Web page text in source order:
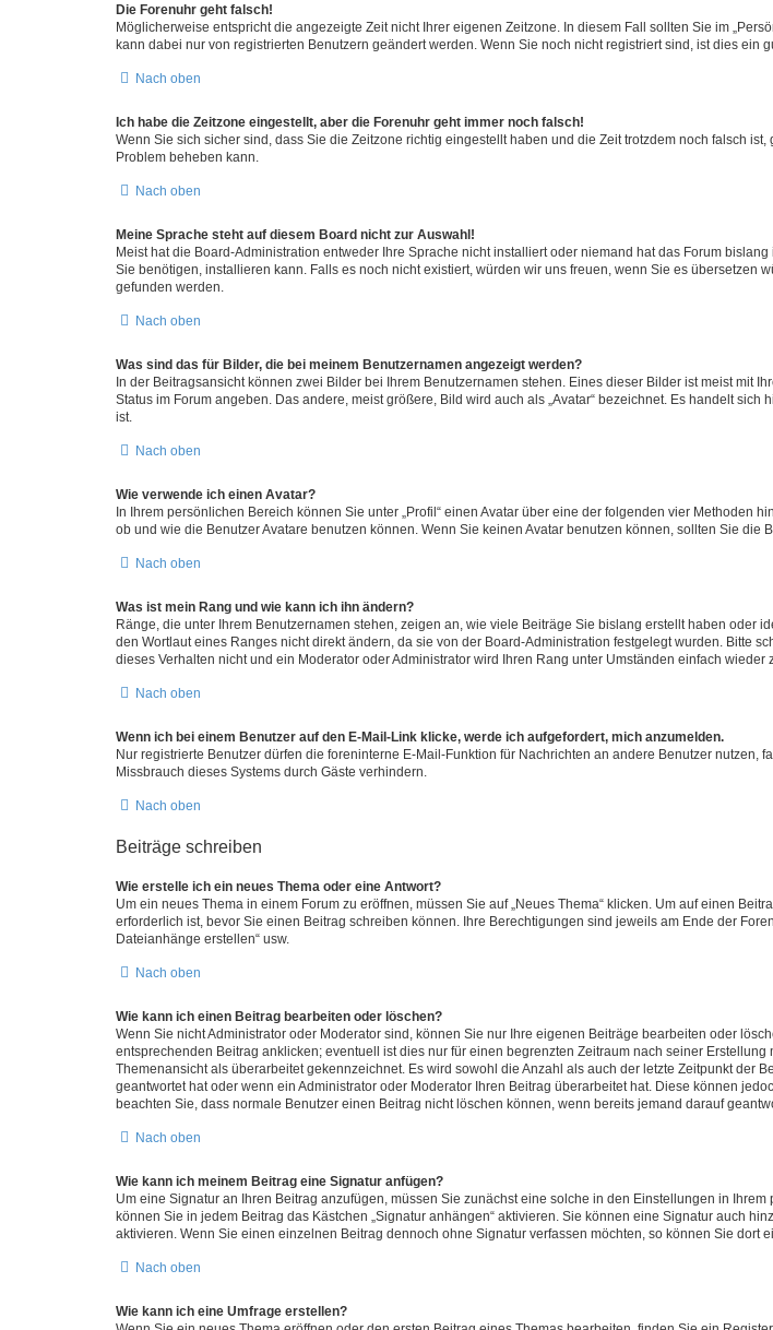
Die Forenuhr geht falsch!
Möglicherweise entspricht die angezeigte Zeit nicht Ihrer eigenen Zeitzone. In diesem Fall sollten Sie im
kann dabei nur von registrierten Benutzern geändert werden. Wenn Sie noch nicht registriert sind, ist dies ein
Nach oben
Ich habe die Zeitzone eingestellt, aber die Forenuhr geht immer noch falsch!
Wenn Sie sich sicher sind, dass Sie die Zeitzone richtig eingestellt haben und die Zeit trotzdem noch falsch
Problem beheben kann.
Nach oben
Meine Sprache steht auf diesem Board nicht zur Auswahl!
Meist hat die Board-Administration entweder Ihre Sprache nicht installiert oder niemand hat das Forum
Sie benötigen, installieren kann. Falls es noch nicht existiert, würden wir uns freuen, wenn Sie es übersetzen
gefunden werden.
Nach oben
Was sind das für Bilder, die bei meinem Benutzernamen angezeigt werden?
In der Beitragsansicht können zwei Bilder bei Ihrem Benutzernamen stehen. Eines dieser Bilder ist meist mit
Status im Forum angeben. Das andere, meist größere, Bild wird auch als „Avatar“ bezeichnet. Es handelt
ist.
Nach oben
Wie verwende ich einen Avatar?
In Ihrem persönlichen Bereich können Sie unter „Profil“ einen Avatar über eine der folgenden vier Methoden
ob und wie die Benutzer Avatare benutzen können. Wenn Sie keinen Avatar benutzen können, sollten Sie die
Nach oben
Was ist mein Rang und wie kann ich ihn ändern?
Ränge, die unter Ihrem Benutzernamen stehen, zeigen an, wie viele Beiträge Sie bislang erstellt haben oder
den Wortlaut eines Ranges nicht direkt ändern, da sie von der Board-Administration festgelegt wurden. Bitte
dieses Verhalten nicht und ein Moderator oder Administrator wird Ihren Rang unter Umständen einfach wieder
Nach oben
Wenn ich bei einem Benutzer auf den E-Mail-Link klicke, werde ich aufgefordert, mich anzumelden.
Nur registrierte Benutzer dürfen die foreninterne E-Mail-Funktion für Nachrichten an andere Benutzer
Missbrauch dieses Systems durch Gäste verhindern.
Nach oben
Beiträge schreiben
Wie erstelle ich ein neues Thema oder eine Antwort?
Um ein neues Thema in einem Forum zu eröffnen, müssen Sie auf „Neues Thema“ klicken. Um auf einen
erforderlich ist, bevor Sie einen Beitrag schreiben können. Ihre Berechtigungen sind jeweils am Ende der
Dateianhänge erstellen“ usw.
Nach oben
Wie kann ich einen Beitrag bearbeiten oder löschen?
Wenn Sie nicht Administrator oder Moderator sind, können Sie nur Ihre eigenen Beiträge bearbeiten oder
entsprechenden Beitrag anklicken; eventuell ist dies nur für einen begrenzten Zeitraum nach seiner
Themenansicht als überarbeitet gekennzeichnet. Es wird sowohl die Anzahl als auch der letzte Zeitpunkt der
geantwortet hat oder wenn ein Administrator oder Moderator Ihren Beitrag überarbeitet hat. Diese können
beachten Sie, dass normale Benutzer einen Beitrag nicht löschen können, wenn bereits jemand darauf
Nach oben
Wie kann ich meinem Beitrag eine Signatur anfügen?
Um eine Signatur an Ihren Beitrag anzufügen, müssen Sie zunächst eine solche in den Einstellungen in
können Sie in jedem Beitrag das Kästchen „Signatur anhängen“ aktivieren. Sie können eine Signatur auch
aktivieren. Wenn Sie einen einzelnen Beitrag dennoch ohne Signatur verfassen möchten, so können Sie dort
Nach oben
Wie kann ich eine Umfrage erstellen?